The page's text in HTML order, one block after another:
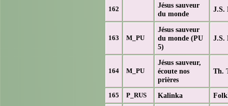
162
Jésus sauveur
du monde
J.S.
163 M_PU
Jésus sauveur
du monde (PU
5)
J.S.
164 M_PU
Jésus sauveur,
écoute nos
prières
Th.
165 P_RUS Kalinka